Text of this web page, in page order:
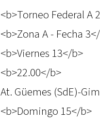
<b>Torneo Federal A
<b>Zona A - Fecha
<b>Viernes 13</b>
<b>22.00</b>
At. Güemes (SdE)-
<b>Domingo 15</b>